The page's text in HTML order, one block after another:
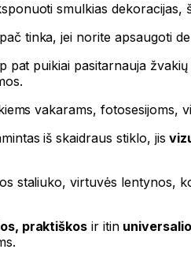
smulkias
tinka, jei norite apsaugoti
pat puikiai pasitarnauja
vakarams, fotosesijoms,
iš skaidraus stiklo, jis
staliuko, virtuvės lentynos,
praktiškos ir itin